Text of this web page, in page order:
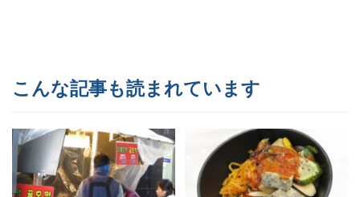
こんな記事も読まれています